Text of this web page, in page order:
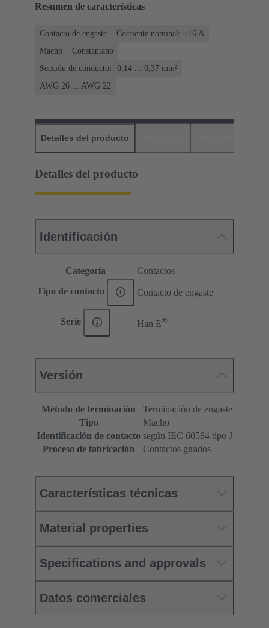
Resumen de características
Contacto de engaste
Corriente nominal: ≤16 A
Macho
Constantano
Sección de conductor: 0,14 ... 0,37 mm²
AWG 26 ... AWG 22
Detalles del producto
Detalles del producto
Identificación
Categoría Contactos
Tipo de contacto Contacto de engaste
Serie Han E®
Versión
Método de terminación
Terminación de engaste
Tipo
Macho
Identificación de contacto según IEC 60584 tipo J
Proceso de fabricación
Contactos girados
Características técnicas
Material properties
Specifications and approvals
Datos comerciales